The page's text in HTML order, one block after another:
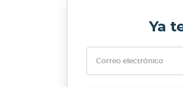
Ya
Correo electrónico